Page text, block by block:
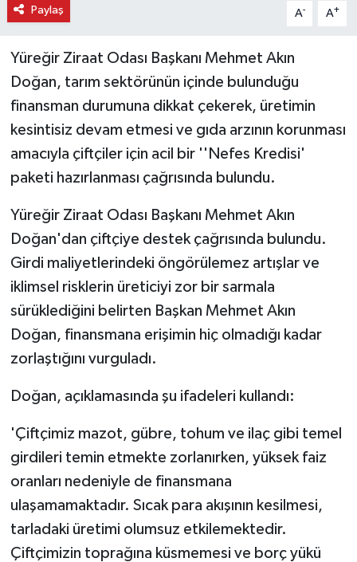
Paylaş A- A+
Yüreğir Ziraat Odası Başkanı Mehmet Akın
Doğan, tarım sektörünün içinde bulunduğu
finansman durumuna dikkat çekerek, üretimin
kesintisiz devam etmesi ve gıda arzının korunması
amacıyla çiftçiler için acil bir ''Nefes Kredisi'
paketi hazırlanması çağrısında bulundu.
Yüreğir Ziraat Odası Başkanı Mehmet Akın
Doğan'dan çiftçiye destek çağrısında bulundu.
Girdi maliyetlerindeki öngörülemez artışlar ve
iklimsel risklerin üreticiyi zor bir sarmala
sürüklediğini belirten Başkan Mehmet Akın
Doğan, finansmana erişimin hiç olmadığı kadar
zorlaştığını vurguladı.
Doğan, açıklamasında şu ifadeleri kullandı:
'Çiftçimiz mazot, gübre, tohum ve ilaç gibi temel
girdileri temin etmekte zorlanırken, yüksek faiz
oranları nedeniyle de finansmana
ulaşamamaktadır. Sıcak para akışının kesilmesi,
tarladaki üretimi olumsuz etkilemektedir.
Çiftçimizin toprağına küsmemesi ve borç yükü